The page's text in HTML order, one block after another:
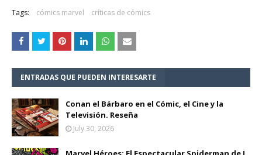
Tags: cómics marvel críticas de cómics
ENTRADAS QUE PUEDEN INTERESARTE
Conan el Bárbaro en el Cómic, el Cine y la
Televisión. Reseña
July 30, 2026